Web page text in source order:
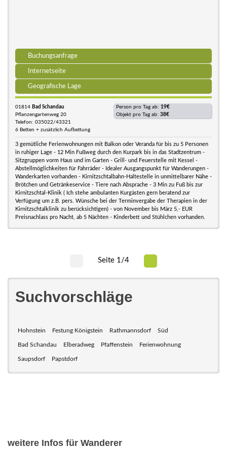
Buchungsanfrage
Internetseite
Geografische Lage
01814 Bad Schandau
Pflanzengartenweg 20
Telefon: 035022/43321
6 Betten + zusätzlich Aufbettung
Person pro Tag ab: 19€
Objekt pro Tag ab: 38€
3 gemütliche Ferienwohnungen mit Balkon oder Veranda für bis zu 5 Personen
in ruhiger Lage - 12 Min Fußweg durch den Kurpark bis in das Stadtzentrum -
Sitzgruppen vorm Haus und im Garten - Grill- und Feuerstelle mit Kessel -
Abstellmöglichkeiten für Fahrräder - Idealer Ausgangspunkt für Wanderungen -
Wanderkarten vorhanden - Kirnitzschtalbahn-Haltestelle in unmittelbarer Nähe -
Brötchen und Getränkeservice - Tiere nach Absprache - 3 Min zu Fuß bis zur
Kirnitzschtal-Klinik ( Ich stehe ambulanten Kurgästen gern beratend zur
Verfügung um z.B. pers. Wünsche bei der Terminvergabe der Therapien in der
Kirnitzschtalklinik zu berücksichtigen) - von November bis März 5,- EUR
Preisnachlass pro Nacht, ab 5 Nächten - Kinderbett und Stühlchen vorhanden.
Seite 1/4
Suchvorschläge
Hohnstein Festung Königstein Rathmannsdorf Süd
Bad Schandau Elberadweg Pfaffenstein Ferienwohnung
Saupsdorf Papstdorf
weitere Infos für Wanderer